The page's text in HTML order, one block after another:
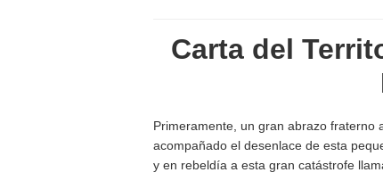
Carta del
Primeramente, un gran abrazo
acompañado el desenlace de esta
y en rebeldía a esta gran catástrofe